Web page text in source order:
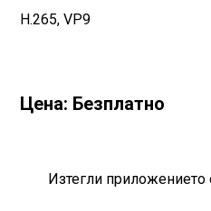
H.265, VP9
Цена: Безплатно
Изтегли приложението